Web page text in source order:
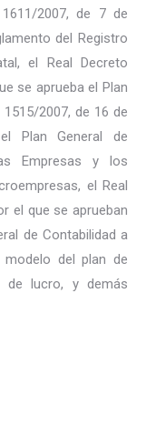
2007, de 7 de
del Registro
el Real Decreto
se aprueba el Plan
2007, de 16 de
Plan General de
Empresas y los
el Real
el que se aprueban
de Contabilidad a
del plan de
de lucro, y demás